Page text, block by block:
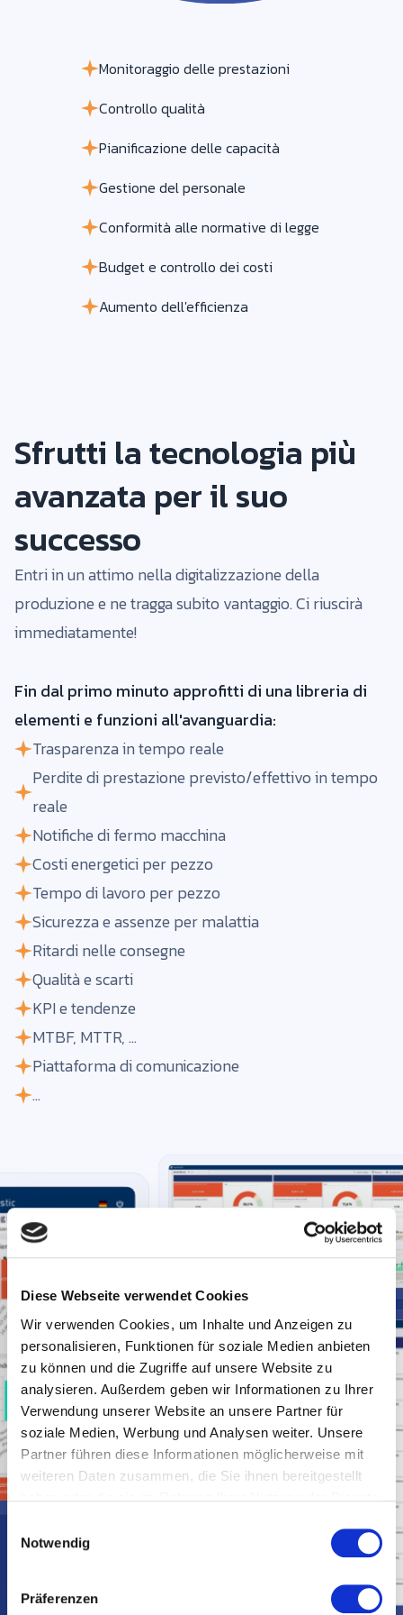
Diese Webseite verwendet Cookies
Wir verwenden Cookies, um Inhalte und Anzeigen zu
personalisieren, Funktionen für soziale Medien anbieten
zu können und die Zugriffe auf unsere Website zu
analysieren. Außerdem geben wir Informationen zu Ihrer
Verwendung unserer Website an unsere Partner für
soziale Medien, Werbung und Analysen weiter. Unsere
Partner führen diese Informationen möglicherweise mit
weiteren Daten zusammen, die Sie ihnen bereitgestellt
Notwendig
Präferenzen
Monitoraggio delle prestazioni
Controllo qualità
Pianificazione delle capacità
Gestione del personale
Conformità alle normative di legge
Budget e controllo dei costi
Aumento dell'efficienza
Sfrutti la tecnologia più
avanzata per il suo
successo
Entri in un attimo nella digitalizzazione della
produzione e ne tragga subito vantaggio. Ci riuscirà
immediatamente!
Fin dal primo minuto approfitti di una libreria di
elementi e funzioni all'avanguardia:
Trasparenza in tempo reale
Perdite di prestazione previsto/effettivo in tempo
reale
Notifiche di fermo macchina
Costi energetici per pezzo
Tempo di lavoro per pezzo
Sicurezza e assenze per malattia
Ritardi nelle consegne
Qualità e scarti
KPI e tendenze
MTBF, MTTR, ...
Piattaforma di comunicazione
...